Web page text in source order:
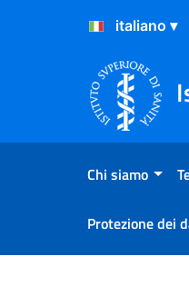
Salta al Contenuto
Salta al Footer
Chi siamo
Protezione dei